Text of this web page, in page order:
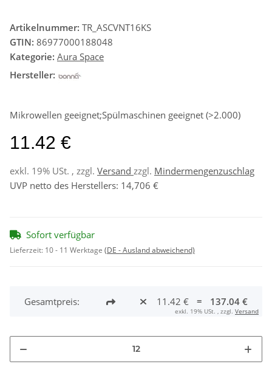
Artikelnummer: TR_ASCVNT16KS
GTIN: 86977000188048
Kategorie: Aura Space
Hersteller:
Mikrowellen geeignet;Spülmaschinen geeignet (>2.000)
11.42 €
exkl. 19% USt. , zzgl. Versand zzgl. Mindermengenzuschlag
UVP netto des Herstellers: 14,706 €
Sofort verfügbar
Lieferzeit: 10 - 11 Werktage (DE - Ausland abweichend)
Gesamtpreis: 11.42 € = 137.04 €
exkl. 19% USt. , zzgl. Versand